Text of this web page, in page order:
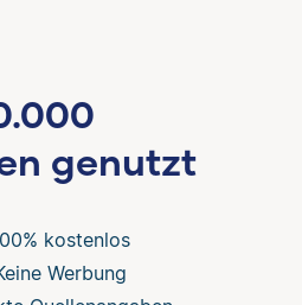
genutzt
kostenlos
Werbung